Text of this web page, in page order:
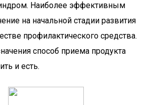
Наиболее эффективным
на начальной стадии развития
профилактического средства.
способ приема продукта
и есть.